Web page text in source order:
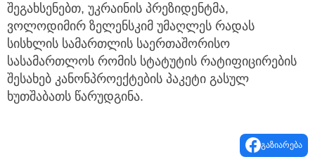
შეგახსენებთ, უკრაინის პრეზიდენტმა,
ვოლოდიმირ ზელენსკიმ უმაღლეს რადას
სისხლის სამართლის საერთაშორისო
სასამართლოს რომის სტატუტის რატიფიცირების
შესახებ კანონპროექტების პაკეტი გასულ
ხუთშაბათს წარუდგინა.
გაზიარება